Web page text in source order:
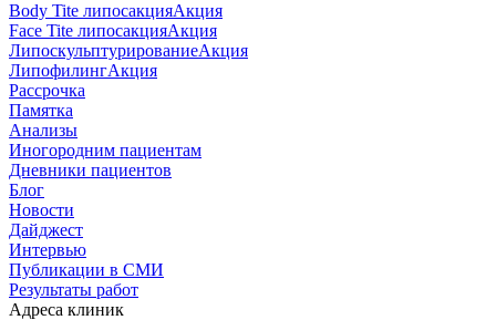
Body Tite липосакцияАкция
Face Tite липосакцияАкция
ЛипоскульптурированиеАкция
ЛипофилингАкция
Рассрочка
Памятка
Анализы
Иногородним пациентам
Дневники пациентов
Блог
Новости
Дайджест
Интервью
Публикации в СМИ
Результаты работ
Адреса клиник